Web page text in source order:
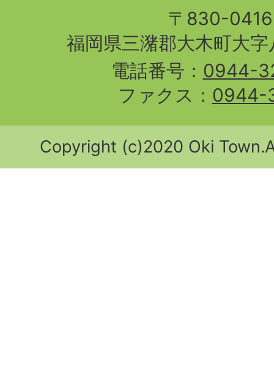
〒830-
福岡県三潴郡大木町大
電話番号： 0944-
ファクス： 0944-
Copyright (c)2020 Oki